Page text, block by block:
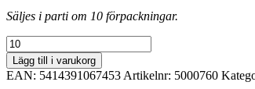
Säljes i parti om 10 förpackningar.
Premiumförpackning
Ø30
cm
-
Lägg till i varukorg
EAN: 5414391067453 Artikelnr: 5000760